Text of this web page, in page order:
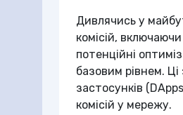
Дивлячись у
комісій,
потенційні
базовим рівнем.
застосунків
комісій у мережу.